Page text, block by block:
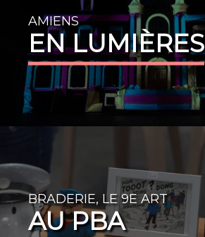
AMIENS
EN LUMIÈRES
BRADERIE, LE 9E ART
AU PBA